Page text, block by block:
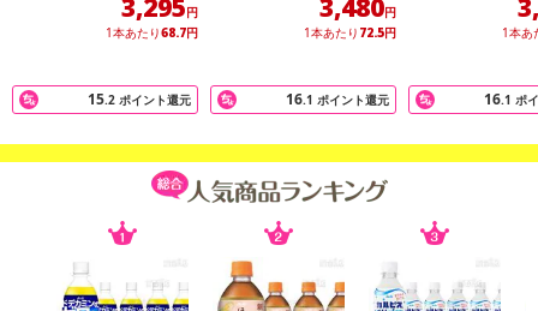
3,295円
1本あたり68.7円
15.2 ポイント還元
3,480円
1本あたり 72.5円
16.1 ポイント還元
1本あ
16.1 ポ